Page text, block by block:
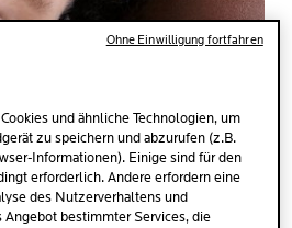
und ähnliche Technologien, um
zu speichern und abzurufen (z.B.
Informationen). Einige sind für den
erforderlich. Andere erfordern eine
des Nutzerverhaltens und
Angebot bestimmter Services, die
Ohne Einwilligung fortfahren